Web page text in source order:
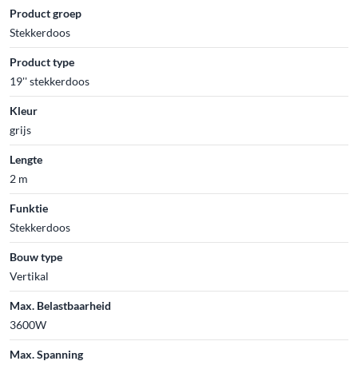
Product groep
Stekkerdoos
Product type
19'' stekkerdoos
Kleur
grijs
Lengte
2 m
Funktie
Stekkerdoos
Bouw type
Vertikal
Max. Belastbaarheid
3600W
Max. Spanning